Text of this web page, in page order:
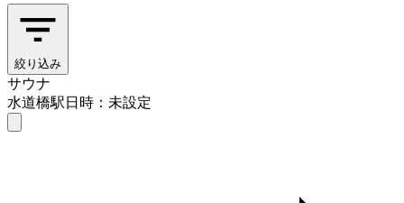
絞り込み
サウナ
水道橋駅日時：未設定